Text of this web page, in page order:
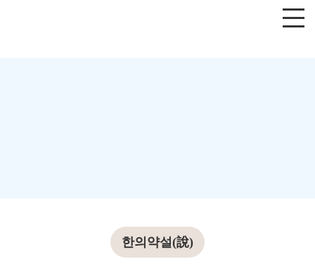
한의약설(說)